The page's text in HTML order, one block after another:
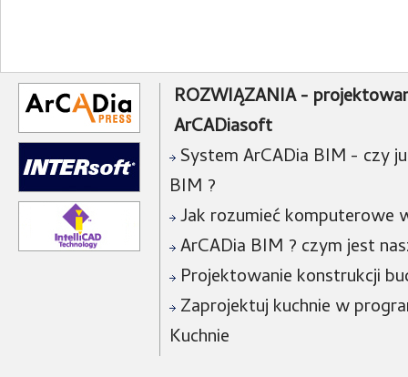
ROZWIĄZANIA -
ArCADiasoft
System ArCADia BIM - czy
BIM ?
Jak rozumieć komputerowe
ArCADia BIM ? czym jest
Projektowanie konstrukcji
Zaprojektuj kuchnie w
Kuchnie